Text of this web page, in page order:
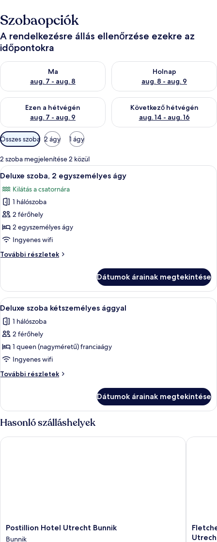
Szobaopciók
A rendelkezésre állás ellenőrzése ezekre az
időpontokra
Ma
aug. 7 - aug. 8
A ma esti rendelkezésre állás ellenőrzése: aug. 7 - aug. 8
Holnap
aug. 8 - aug. 9
A holnapi rendelkezésre állás
Ezen a hétvégén
aug. 7 - aug. 9
A mostani hétvégi rendelkezésre állás ellenőrzése: aug. 7 -
Következő hétvégén
aug. 14 - aug. 16
A következő hétvégi
Szobákhoz
rendelkezésre
álló
szűrők
Összes szoba 2 ágy 1 ágy
2 szoba megjelenítése 2 közül
A
következő
szoba
összes
képének
megtekintése:
Deluxe
2
Egy szállodai szoba, melyben fa
28
Deluxe szoba, 2 egyszemélyes ágy
Kilátás a csatornára
1 hálószoba
2 férőhely
2 egyszemélyes ágy
Ingyenes wifi
További részletek
Deluxe
ágy
további
részletei
Dátumok árainak megtekintése
A
következő
szoba
összes
képének
megtekintése:
Deluxe
szoba
ággyal
Egy szállodai szoba, melyben van
26
Deluxe szoba kétszemélyes ággyal
1 hálószoba
2 férőhely
1 queen (nagyméretű) franciaágy
Ingyenes wifi
További részletek
Deluxe
további
részletei
Dátumok árainak megtekintése
Hasonló szálláshelyek
Postillion
Hotel
Postillion Hotel Utrecht Bunnik
Bunnik
Postillion Hotel Utrecht Bunnik
Fletcher
Hotel